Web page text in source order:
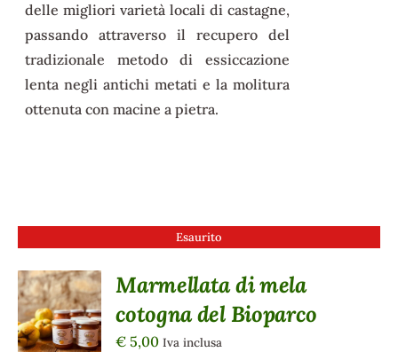
delle migliori varietà locali di castagne,
passando attraverso il recupero del
tradizionale metodo di essiccazione
lenta negli antichi metati e la molitura
ottenuta con macine a pietra.
Esaurito
DETTAGLI
Marmellata di mela
cotogna del Bioparco
€ 5,00 Iva inclusa